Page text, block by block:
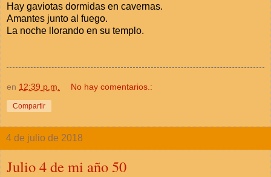
Hay gaviotas dormidas en cavernas.
Amantes junto al fuego.
La noche llorando en su templo.
en 12:39 p.m. No hay comentarios.:
Compartir
4 de julio de 2018
Julio 4 de mi año 50